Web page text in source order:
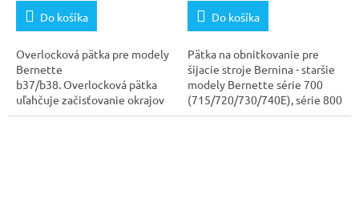
Do košíka
Overlocková pätka pre modely
Bernette
b37/b38. Overlocková pätka
uľahčuje začisťovanie okrajov
látky a šije švy podobné...
Do košíka
Pätka na obnitkovanie pre
šijacie stroje Bernina - staršie
modely Bernette série 700
(715/720/730/740E), série 800
(812/815e)